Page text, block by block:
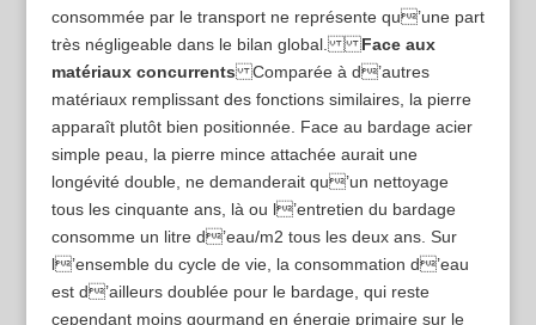
consommée par le transport ne représente qu’une part
très négligeable dans le bilan global.Face aux
matériaux concurrentsComparée à d’autres
matériaux remplissant des fonctions similaires, la pierre
apparaît plutôt bien positionnée. Face au bardage acier
simple peau, la pierre mince attachée aurait une
longévité double, ne demanderait qu’un nettoyage
tous les cinquante ans, là ou l’entretien du bardage
consomme un litre d’eau/m2 tous les deux ans. Sur
l’ensemble du cycle de vie, la consommation d’eau
est d’ailleurs doublée pour le bardage, qui reste
cependant moins gourmand en énergie primaire sur le